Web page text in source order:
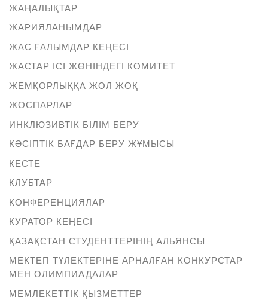
ЖАҢАЛЫҚТАР
ЖАРИЯЛАНЫМДАР
ЖАС ҒАЛЫМДАР КЕҢЕСІ
ЖАСТАР ІСІ ЖӨНІНДЕГІ КОМИТЕТ
ЖЕМҚОРЛЫҚҚА ЖОЛ ЖОҚ
ЖОСПАРЛАР
ИНКЛЮЗИВТІК БІЛІМ БЕРУ
КӘСІПТІК БАҒДАР БЕРУ ЖҰМЫСЫ
КЕСТЕ
КЛУБТАР
КОНФЕРЕНЦИЯЛАР
КУРАТОР КЕҢЕСІ
ҚАЗАҚСТАН СТУДЕНТТЕРІНІҢ АЛЬЯНСЫ
МЕКТЕП ТҮЛЕКТЕРІНЕ АРНАЛҒАН КОНКУРСТАР
МЕН ОЛИМПИАДАЛАР
МЕМЛЕКЕТТІК ҚЫЗМЕТТЕР